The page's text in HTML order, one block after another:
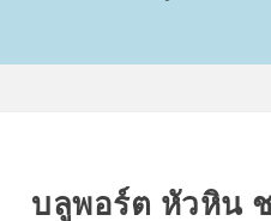
บลูพอร์ต หัวหิน